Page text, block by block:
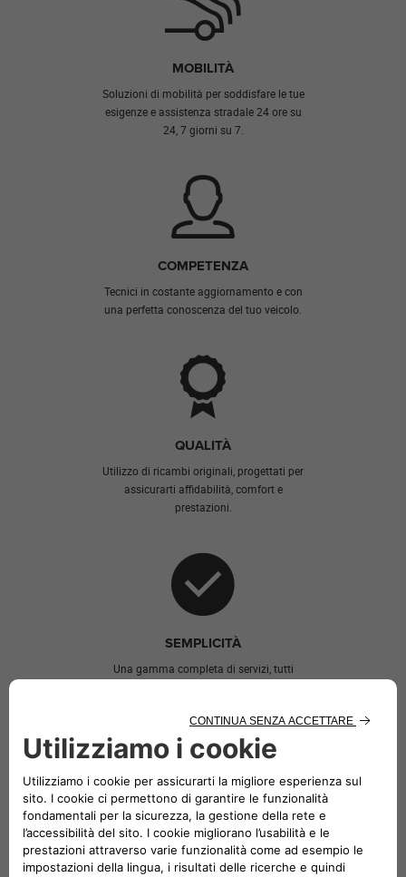
MOBILITÀ
Soluzioni di mobilità per soddisfare le tue
esigenze e assistenza stradale 24 ore su
24, 7 giorni su 7.
COMPETENZA
Tecnici in costante aggiornamento e con
una perfetta conoscenza del tuo veicolo.
QUALITÀ
Utilizzo di ricambi originali, progettati per
assicurarti affidabilità, comfort e
prestazioni.
SEMPLICITÀ
Una gamma completa di servizi, tutti
La gestione del tuo parco auto è
diventata ancora più semplice!
La nostra rete di Riparatori Autorizzati è pronta ad
aiutarti a configurare una flotta efficiente e
vantaggiosa per la tua azienda. Perché sceglierci?
Gamma ecologica, efficiente dal punto di vista dei